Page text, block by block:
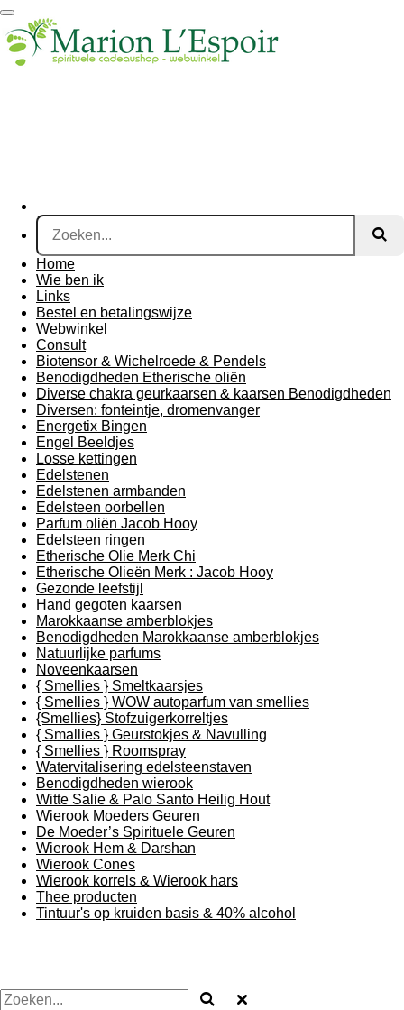
Ga
direct
naar
de
Home
Wie ben ik
Links
Bestel en betalingswijze
Webwinkel
Consult
Biotensor & Wichelroede & Pendels
Benodigdheden Etherische oliën
Diverse chakra geurkaarsen & kaarsen Benodigdheden
Diversen: fonteintje, dromenvanger
Energetix Bingen
Engel Beeldjes
Losse kettingen
Edelstenen
Edelstenen armbanden
Edelsteen oorbellen
Parfum oliën Jacob Hooy
Edelsteen ringen
Etherische Olie Merk Chi
Etherische Olieën Merk : Jacob Hooy
Gezonde leefstijl
Hand gegoten kaarsen
Marokkaanse amberblokjes
Benodigdheden Marokkaanse amberblokjes
Natuurlijke parfums
Noveenkaarsen
{ Smellies } Smeltkaarsjes
{ Smellies } WOW autoparfum van smellies
{Smellies} Stofzuigerkorreltjes
{ Smallies } Geurstokjes & Navulling
{ Smellies } Roomspray
Watervitalisering edelsteenstaven
Benodigdheden wierook
Witte Salie & Palo Santo Heilig Hout
Wierook Moeders Geuren
De Moeder’s Spirituele Geuren
Wierook Hem & Darshan
Wierook Cones
Wierook korrels & Wierook hars
Thee producten
Tintuur's op kruiden basis & 40% alcohol